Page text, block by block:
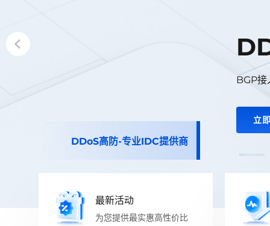
DDoS高防-专业IDC提供商
BGP接
立
最新活动
为您提供最实惠高性价比